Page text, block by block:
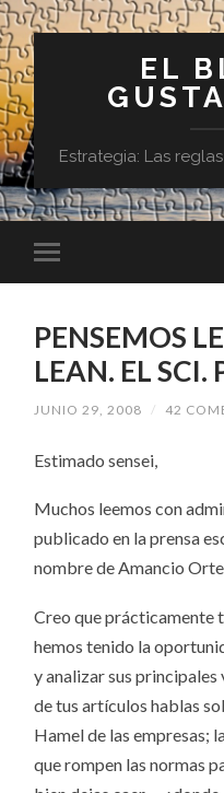
EL
Estrategia: Las
PENSEMOS
LEAN. EL
JUNIO 29, 2008 / 42
Estimado sensei,
Muchos leemos con
publicado en la prensa
nombre de Amancio
Creo que prácticamente
hemos tenido la
y analizar sus
de tus artículos hablas
Hamel de las empresas;
que rompen las normas